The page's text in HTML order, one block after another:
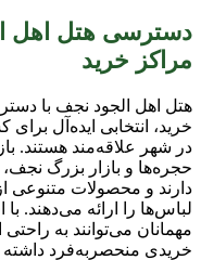
دسترسی هتل اهل
مراکز خرید
هتل اهل الجود نجف با
خرید، انتخابی ایده‌آل
در شهر علاقه‌مند هستند.
حجره‌ها و بازار بزرگ نجف،
دارند و محصولات متنوعی
لباس‌ها را ارائه می‌دهند.
مهمانان می‌توانند به راحتی
خریدی منحصربه‌فرد داشته